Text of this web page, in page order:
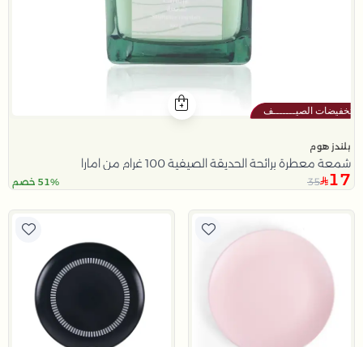
بلندز هوم
شمعة معطرة برائحة الحديقة الصيفية 100 غرام من امارا
17
35 51% خصم